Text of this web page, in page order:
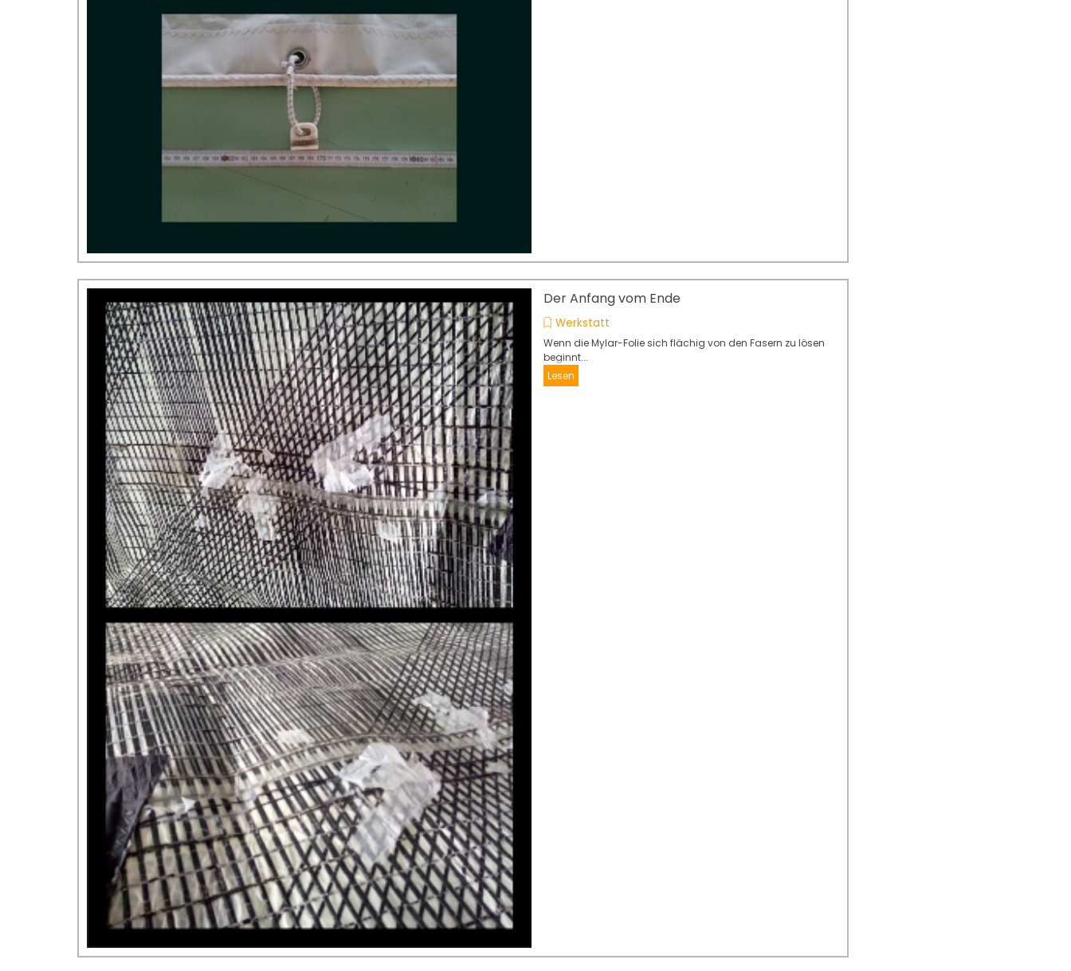
Der Anfang vom Ende
Werkstatt
Wenn die Mylar-Folie sich flächig von den Fasern zu lösen
beginnt...
Lesen